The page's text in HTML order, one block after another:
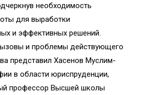
необходимость
для выработки
и эффективных решений.
и проблемы действующего
представил Хасенов Муслим-
в области юриспруденции,
профессор Высшей школы